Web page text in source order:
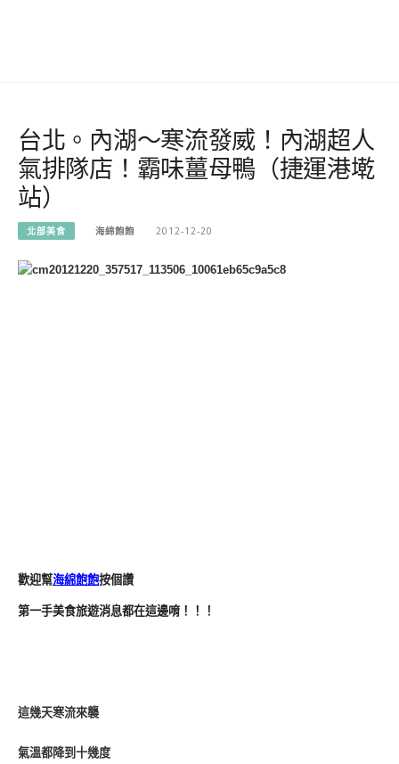
台北。內湖～寒流發威！內湖超人
氣排隊店！霸味薑母鴨（捷運港墘
站）
北部美食 海綿飽飽 2012-12-20
歡迎幫海綿飽飽按個讚
第一手美食旅遊消息都在這邊唷！！！
這幾天寒流來襲
氣溫都降到十幾度